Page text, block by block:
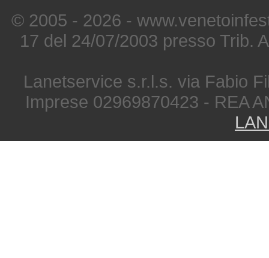
© 2005 - 2026 -
17 del 24/07/2003 presso Trib.
Lanetservice s.r.l.s. via Fabio
Imprese 02969870423 - REA